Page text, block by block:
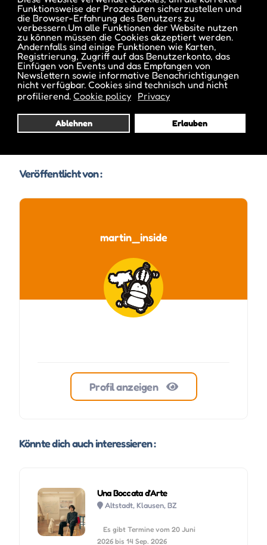
Funktionsweise der Prozeduren sicherzustellen und
die Browser-Erfahrung des Benutzers zu
verbessern.Um alle Funktionen der Website nutzen
zu können müssen die Cookies akzeptiert werden.
Andernfalls sind einige Funktionen wie Karten,
Registrierung, Zugriff auf das Benutzerkonto, das
Einfügen von Events und das Empfangen von
Newslettern sowie informative Benachrichtigungen
nicht verfügbar. Cookies sind technisch und nicht
profilierend. Cookie policy Privacy
Ablehnen Erlauben
Datum und Uhrzeit des Events :
Es gibt Termine vom 31 Aug. 2024 bis 02 Nov. 2024
Veröffentlicht von :
martin_inside
Profil anzeigen
Könnte dich auch interessieren :
Una Boccata d’Arte
Altstadt, Klausen, BZ
Es gibt Termine vom 20 Juni
2026 bis 14 Sep. 2026